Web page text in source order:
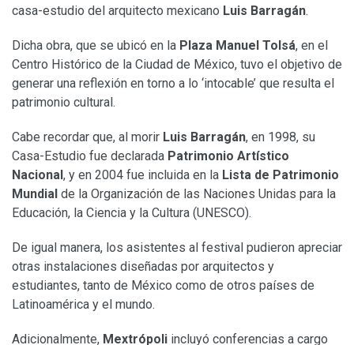
casa-estudio del arquitecto mexicano Luis Barragán.
Dicha obra, que se ubicó en la Plaza Manuel Tolsá, en el
Centro Histórico de la Ciudad de México, tuvo el objetivo de
generar una reflexión en torno a lo ‘intocable’ que resulta el
patrimonio cultural.
Cabe recordar que, al morir Luis Barragán, en 1998, su
Casa-Estudio fue declarada Patrimonio Artístico
Nacional, y en 2004 fue incluida en la Lista de Patrimonio
Mundial de la Organización de las Naciones Unidas para la
Educación, la Ciencia y la Cultura (UNESCO).
De igual manera, los asistentes al festival pudieron apreciar
otras instalaciones diseñadas por arquitectos y
estudiantes, tanto de México como de otros países de
Latinoamérica y el mundo.
Adicionalmente, Mextrópoli incluyó conferencias a cargo